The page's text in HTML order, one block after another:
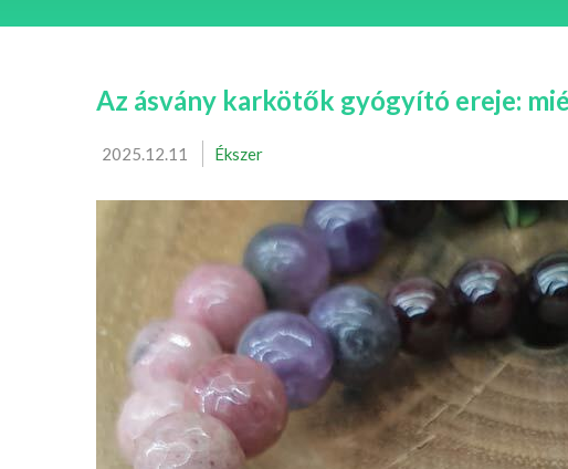
Az ásvány karkötők gyógyító ereje:
2025.12.11 Ékszer